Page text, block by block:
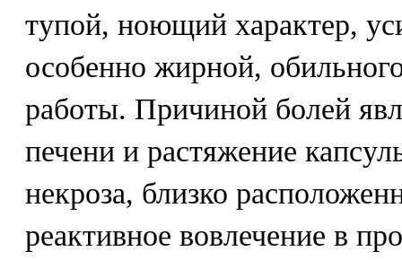
тупой, ноющий характер,
особенно жирной,
работы. Причиной болей
печени и растяжение
некроза, близко
реактивное вовлечение в